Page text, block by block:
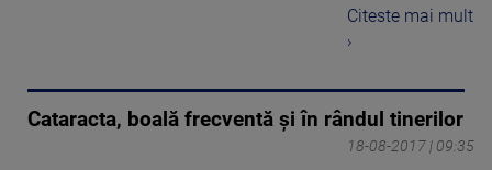
Citeste mai mult
›
Cataracta, boală frecventă și în rândul tinerilor
18-08-2017 | 09:35